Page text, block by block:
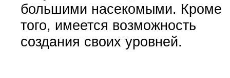
большими насекомыми. Кроме
того, имеется возможность
создания своих уровней.